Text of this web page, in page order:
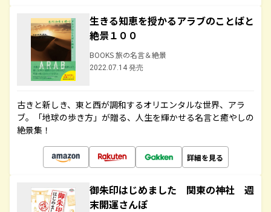
生きる知恵を授かるアラブのことばと
絶景１００
BOOKS 旅の名言＆絶景
2022.07.14 発売
古きと新しき、東と西が調和するオリエンタルな世界、アラ
ブ。「地球の歩き方」が贈る、人生を輝かせる名言と癒やしの
絶景集！
詳細を見る
御朱印はじめました 関東の神社 週
末開運さんぽ